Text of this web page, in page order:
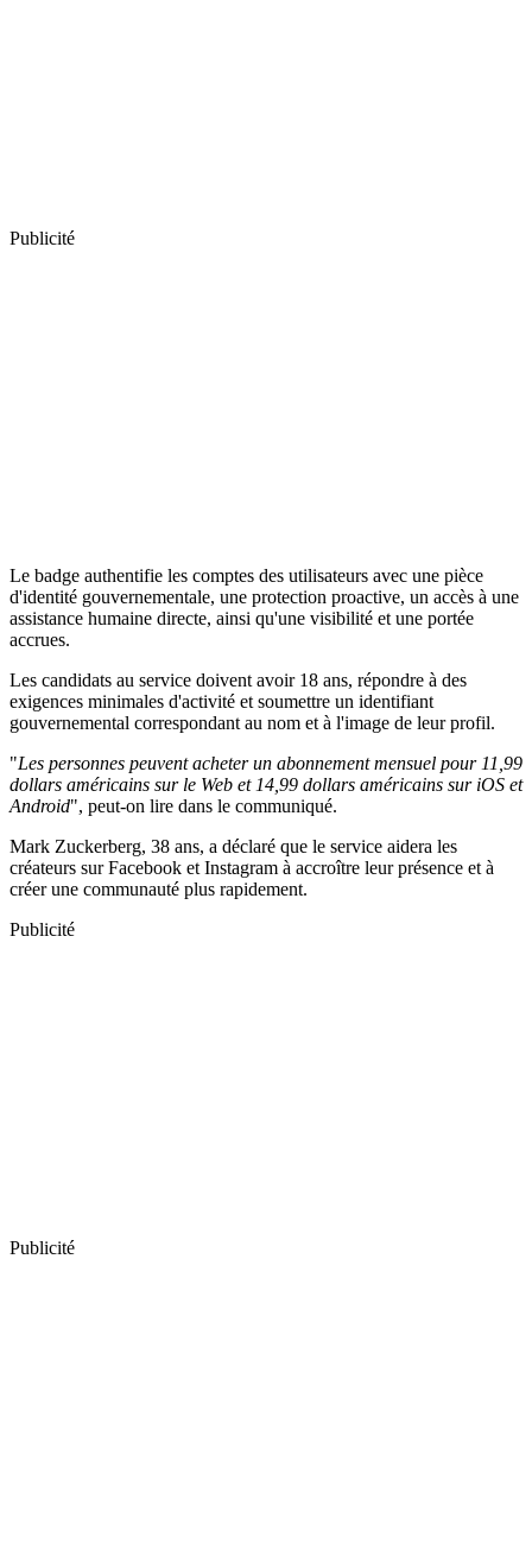
Publicité
Le badge authentifie les comptes des utilisateurs avec une pièce
d'identité gouvernementale, une protection proactive, un accès à une
assistance humaine directe, ainsi qu'une visibilité et une portée
accrues.
Les candidats au service doivent avoir 18 ans, répondre à des
exigences minimales d'activité et soumettre un identifiant
gouvernemental correspondant au nom et à l'image de leur profil.
"Les personnes peuvent acheter un abonnement mensuel pour 11,99
dollars américains sur le Web et 14,99 dollars américains sur iOS et
Android", peut-on lire dans le communiqué.
Mark Zuckerberg, 38 ans, a déclaré que le service aidera les
créateurs sur Facebook et Instagram à accroître leur présence et à
créer une communauté plus rapidement.
Publicité
Publicité